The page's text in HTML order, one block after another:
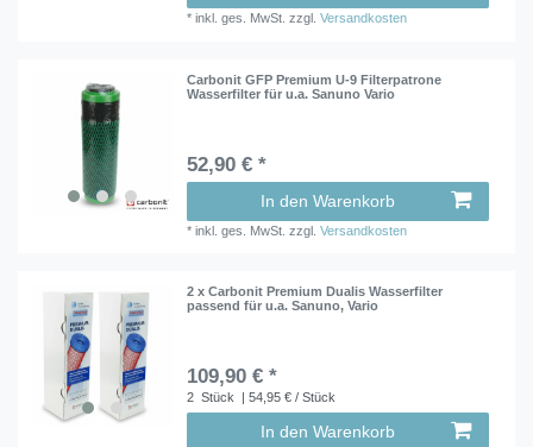
*inkl. ges. MwSt. zzgl.Versandkosten
Carbonit GFP Premium U-9 Filterpatrone
Wasserfilter für u.a. Sanuno Vario
52,90 € *
In den Warenkorb
*inkl. ges. MwSt. zzgl.Versandkosten
2 x Carbonit Premium Dualis Wasserfilter
passend für u.a. Sanuno, Vario
109,90 € *
2 Stück | 54,95 € / Stück
In den Warenkorb